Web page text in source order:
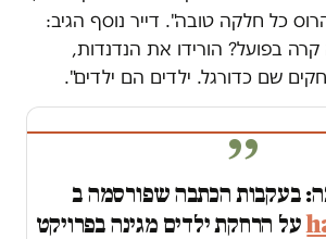
כל חלקה טובה". דייר נוסף הגיב:
בפועל? הורידו את הנדנדות,
שם כדורגל. ילדים הם ילדים".
בעקבות הכתבה שפורסמה ב
על הרחקת ילדים מגינה בפרויקט